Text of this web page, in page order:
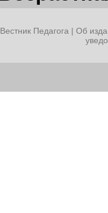
Вестник Педагога | Об